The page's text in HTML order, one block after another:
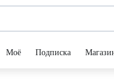
Моё Подписка